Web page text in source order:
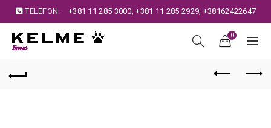
TELEFON: +381 11 285 3000,+381 11 285 2929, +38162422647
0